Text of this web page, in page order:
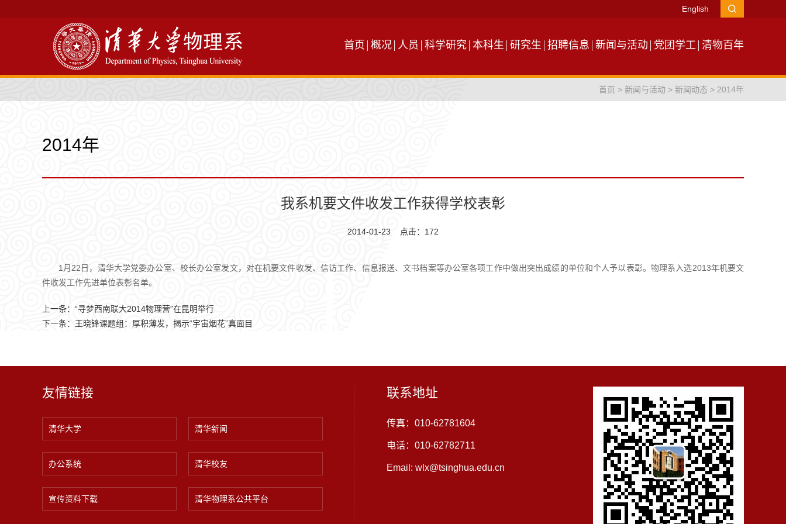
English
首页 概况 人员 科学研究 本科生 研究生 招聘信息 新闻与活动 党团学工 清物百年
首页 > 新闻与活动 > 新闻动态 > 2014年
2014年
我系机要文件收发工作获得学校表彰
2014-01-23 点击： 172
1月22日，清华大学党委办公室、校长办公室发文，对在机要文件收发、信访工作、信息报送、文书档案等办公室各项工作中做出突出成绩的单位和个人予以表彰。物理系入选2013年机要文
件收发工作先进单位表彰名单。
上一条： “寻梦西南联大2014物理营”在昆明举行
下一条： 王晓锋课题组：厚积薄发，揭示“宇宙烟花”真面目
友情链接
清华大学 清华新闻
办公系统 清华校友
宣传资料下载 清华物理系公共平台
联系地址
传真：010-62781604
电话：010-62782711
Email: wlx@tsinghua.edu.cn